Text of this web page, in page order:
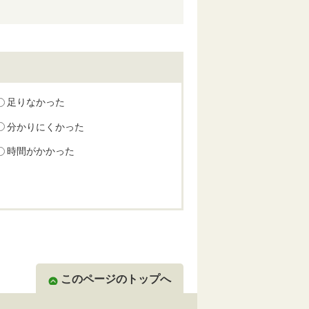
足りなかった
分かりにくかった
時間がかかった
このページのトップへ